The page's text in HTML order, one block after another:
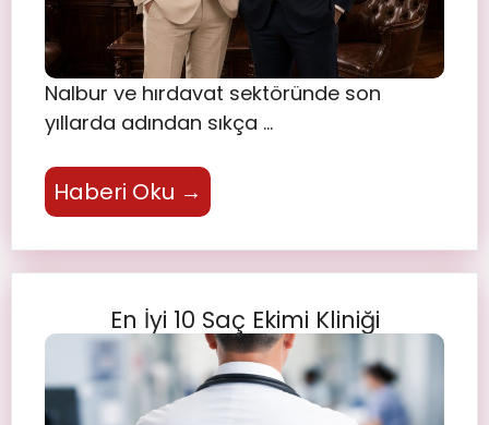
Nalbur ve hırdavat sektöründe son
yıllarda adından sıkça …
Haberi Oku →
En İyi 10 Saç Ekimi Kliniği